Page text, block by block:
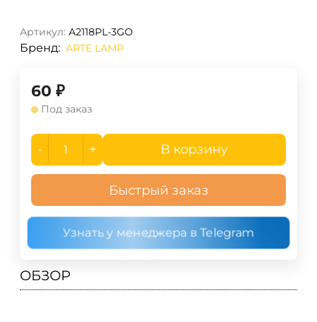
Артикул: A2118PL-3GO
Бренд: ARTE LAMP
60 ₽
Под заказ
- + В корзину
Быстрый заказ
Узнать у менеджера в Telegram
ОБЗОР